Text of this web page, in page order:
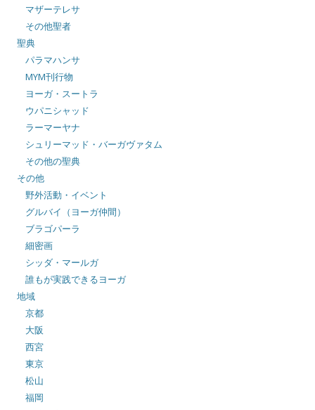
マザーテレサ
その他聖者
聖典
パラマハンサ
MYM刊行物
ヨーガ・スートラ
ウパニシャッド
ラーマーヤナ
シュリーマッド・バーガヴァタム
その他の聖典
その他
野外活動・イベント
グルバイ（ヨーガ仲間）
ブラゴパーラ
細密画
シッダ・マールガ
誰もが実践できるヨーガ
地域
京都
大阪
西宮
東京
松山
福岡